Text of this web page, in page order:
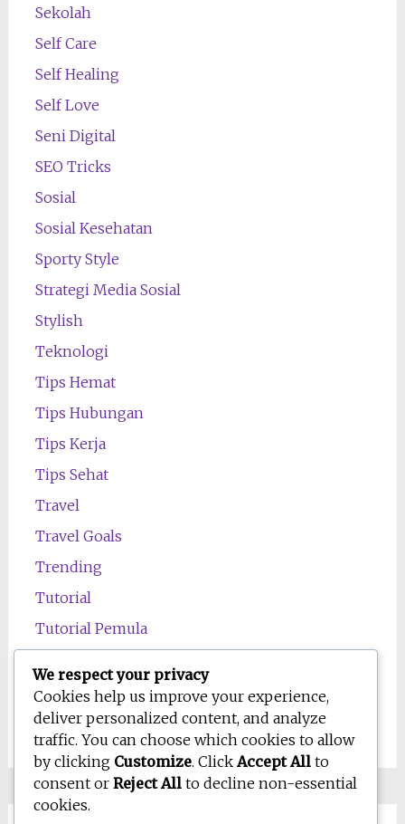
Sekolah
Self Care
Self Healing
Self Love
Seni Digital
SEO Tricks
Sosial
Sosial Kesehatan
Sporty Style
Strategi Media Sosial
Stylish
Teknologi
Tips Hemat
Tips Hubungan
Tips Kerja
Tips Sehat
Travel
Travel Goals
Trending
Tutorial
Tutorial Pemula
Wawasan
Wellness
We respect your privacy
Cookies help us improve your experience,
deliver personalized content, and analyze
traffic. You can choose which cookies to allow
by clicking Customize. ClickAccept All to
consent or Reject All to decline non-essential
cookies.